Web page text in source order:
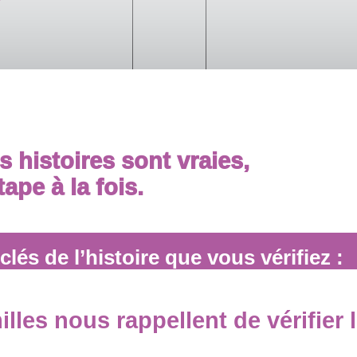
histoires sont vraies,
à la fois.
de l’histoire que vous vérifiez :
nous rappellent de vérifier